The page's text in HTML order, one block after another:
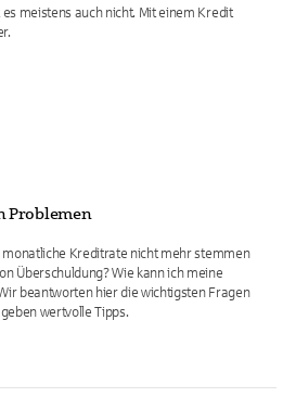
meistens auch nicht. Mit einem Kredit
Problemen
monatliche Kreditrate nicht mehr stemmen
Überschuldung? Wie kann ich meine
beantworten hier die wichtigsten Fragen
wertvolle Tipps.